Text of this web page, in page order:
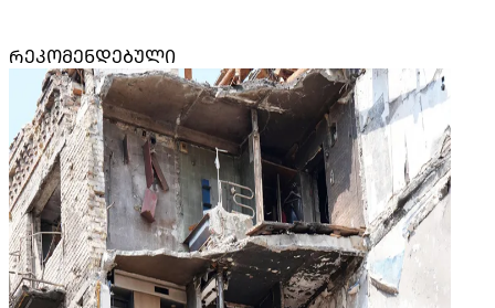
ᲠᲔᲙᲝᲛᲔᲜᲓᲔᲑᲣᲚᲘ